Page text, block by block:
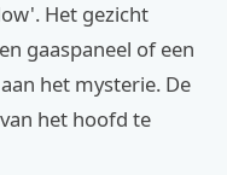
Het gezicht
gaaspaneel of een
het mysterie. De
het hoofd te